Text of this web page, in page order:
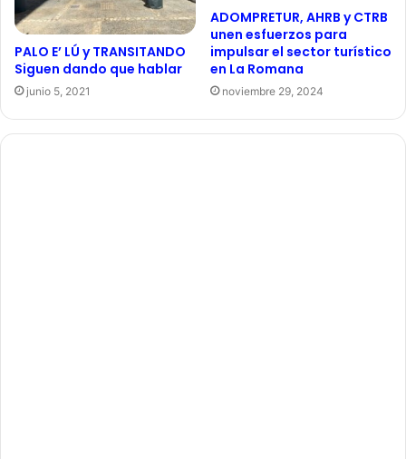
PALO E’ LÚ y TRANSITANDO
Siguen dando que hablar
junio 5, 2021
ADOMPRETUR, AHRB y CTRB
unen esfuerzos para
impulsar el sector turístico
en La Romana
noviembre 29, 2024